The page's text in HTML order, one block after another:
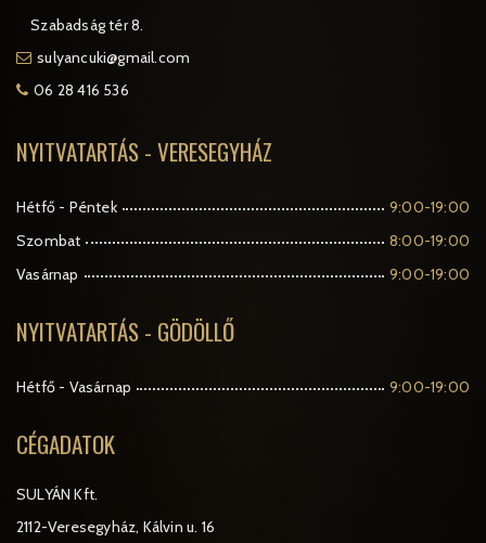
Szabadság tér 8.
sulyancuki@gmail.com
06 28 416 536
NYITVATARTÁS - VERESEGYHÁZ
Hétfő - Péntek
9:00-19:00
Szombat
8:00-19:00
Vasárnap
9:00-19:00
NYITVATARTÁS - GÖDÖLLŐ
Hétfő - Vasárnap 9:00-19:00
CÉGADATOK
SULYÁN Kft.
2112-Veresegyház, Kálvin u. 16